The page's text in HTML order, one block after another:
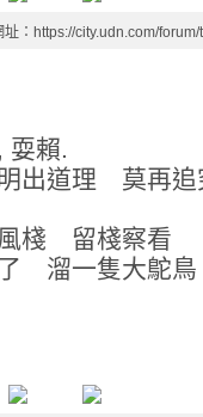
址：https://city.udn.com/
耍賴.
出道理 莫再追
風棧 留棧察看
溜一隻大鴕鳥